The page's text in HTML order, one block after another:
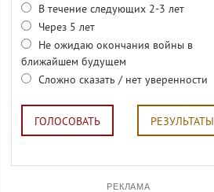
В течение следующих 2-3 лет
Через 5 лет
Не ожидаю окончания войны в
ближайшем будущем
Сложно сказать / нет уверенности
ГОЛОСОВАТЬ РЕЗУЛЬТАТЫ
РЕКЛАМА